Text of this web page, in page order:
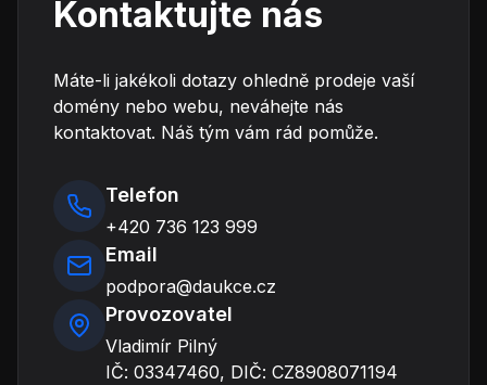
Kontaktujte nás
Máte-li jakékoli dotazy ohledně prodeje vaší
domény nebo webu, neváhejte nás
kontaktovat. Náš tým vám rád pomůže.
Telefon
+420 736 123 999
Email
podpora@daukce.cz
Provozovatel
Vladimír Pilný
IČ: 03347460, DIČ: CZ8908071194